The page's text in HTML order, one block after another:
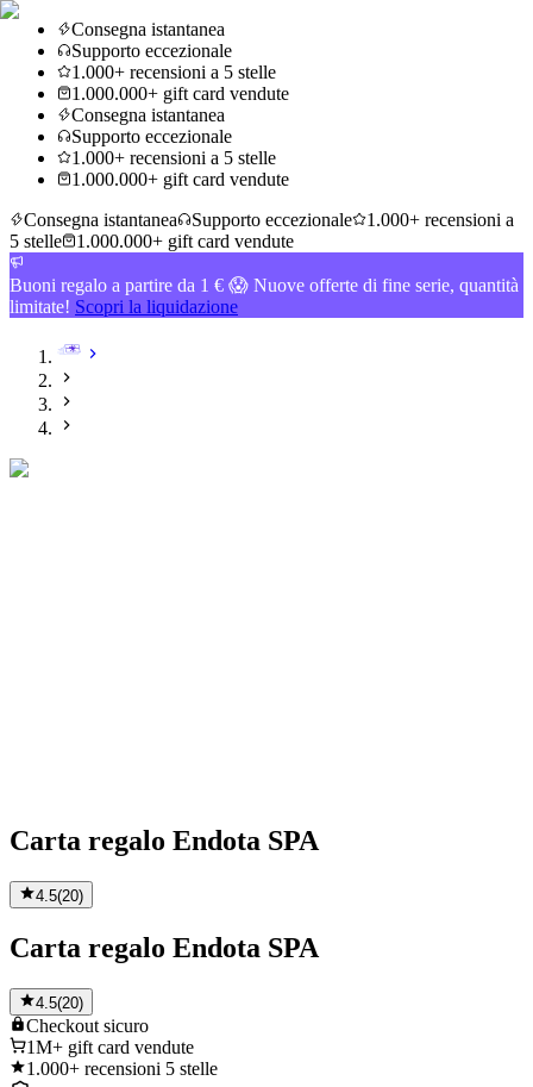
Consegna istantanea
Supporto eccezionale
1.000+ recensioni a 5 stelle
1.000.000+ gift card vendute
Consegna istantanea
Supporto eccezionale
1.000+ recensioni a 5 stelle
1.000.000+ gift card vendute
Consegna istantanea
Supporto eccezionale
1.000+ recensioni a
5 stelle
1.000.000+ gift card vendute
Buoni regalo a partire da 1 € 😱 Nuove offerte di fine serie, quantità
limitate! Scopri la liquidazione
Carta regalo Endota SPA
4.5(20)
Carta regalo Endota SPA
4.5(20)
Checkout sicuro
1M+ gift card vendute
1.000+ recensioni 5 stelle